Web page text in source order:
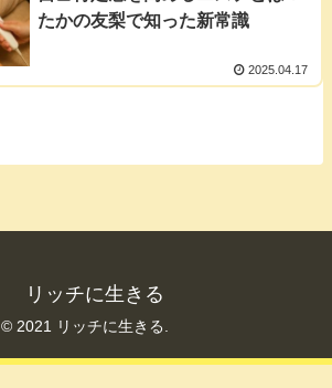
たかの友梨で知った新常識
2025.04.17
リッチに生きる
© 2021 リッチに生きる.